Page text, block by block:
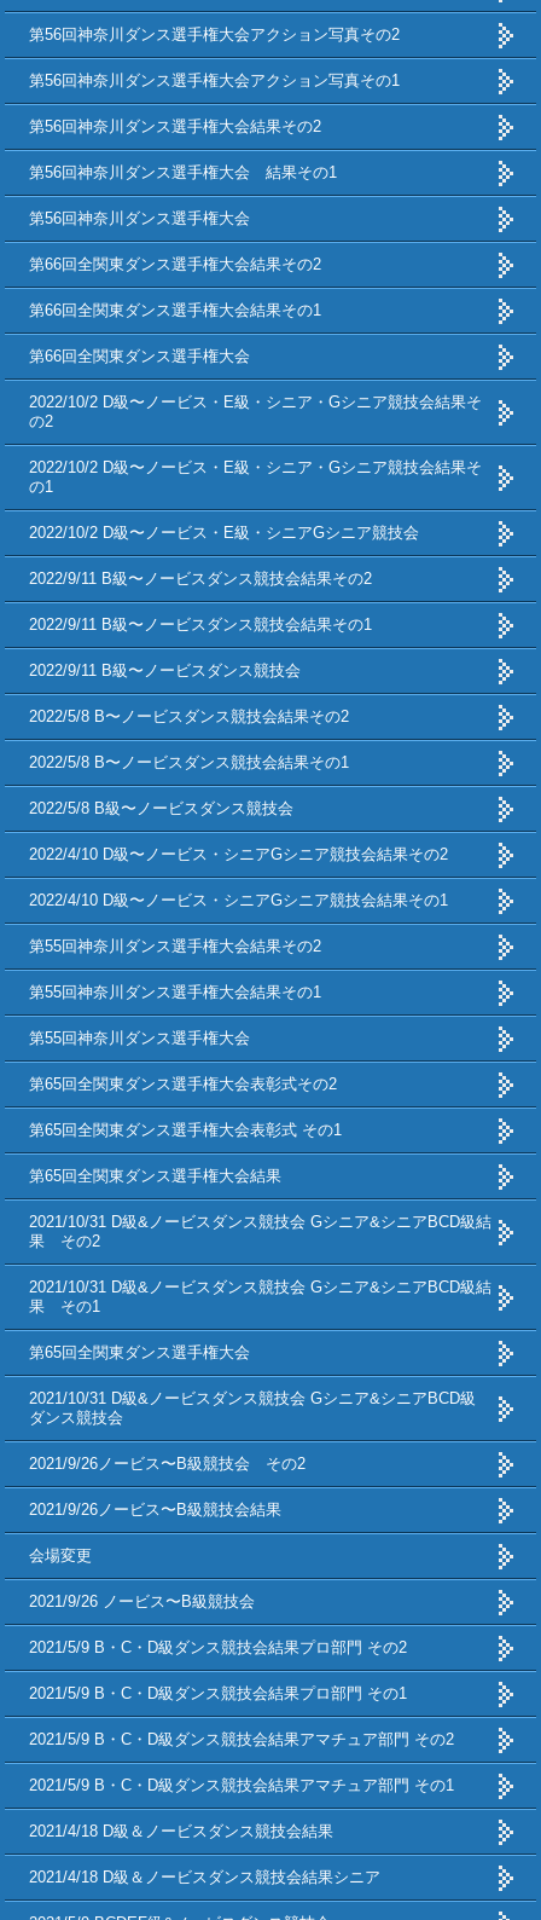
第56回神奈川ダンス選手権大会アクション写真その2
第56回神奈川ダンス選手権大会アクション写真その1
第56回神奈川ダンス選手権大会結果その2
第56回神奈川ダンス選手権大会 結果その1
第56回神奈川ダンス選手権大会
第66回全関東ダンス選手権大会結果その2
第66回全関東ダンス選手権大会結果その1
第66回全関東ダンス選手権大会
2022/10/2 D級〜ノービス・E級・シニア・Gシニア競技会結果そ
の2
2022/10/2 D級〜ノービス・E級・シニア・Gシニア競技会結果そ
の1
2022/10/2 D級〜ノービス・E級・シニアGシニア競技会
2022/9/11 B級〜ノービスダンス競技会結果その2
2022/9/11 B級〜ノービスダンス競技会結果その1
2022/9/11 B級〜ノービスダンス競技会
2022/5/8 B〜ノービスダンス競技会結果その2
2022/5/8 B〜ノービスダンス競技会結果その1
2022/5/8 B級〜ノービスダンス競技会
2022/4/10 D級〜ノービス・シニアGシニア競技会結果その2
2022/4/10 D級〜ノービス・シニアGシニア競技会結果その1
第55回神奈川ダンス選手権大会結果その2
第55回神奈川ダンス選手権大会結果その1
第55回神奈川ダンス選手権大会
第65回全関東ダンス選手権大会表彰式その2
第65回全関東ダンス選手権大会表彰式 その1
第65回全関東ダンス選手権大会結果
2021/10/31 D級&ノービスダンス競技会 Gシニア&シニアBCD級結
果 その2
2021/10/31 D級&ノービスダンス競技会 Gシニア&シニアBCD級結
果 その1
第65回全関東ダンス選手権大会
2021/10/31 D級&ノービスダンス競技会 Gシニア&シニアBCD級
ダンス競技会
2021/9/26ノービス〜B級競技会 その2
2021/9/26ノービス〜B級競技会結果
会場変更
2021/9/26 ノービス〜B級競技会
2021/5/9 B・C・D級ダンス競技会結果プロ部門 その2
2021/5/9 B・C・D級ダンス競技会結果プロ部門 その1
2021/5/9 B・C・D級ダンス競技会結果アマチュア部門 その2
2021/5/9 B・C・D級ダンス競技会結果アマチュア部門 その1
2021/4/18 D級＆ノービスダンス競技会結果
2021/4/18 D級＆ノービスダンス競技会結果シニア